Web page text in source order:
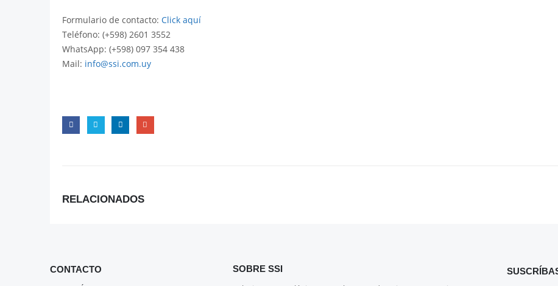
Formulario de contacto: Click aquí
Teléfono: (+598) 2601 3552
WhatsApp: (+598) 097 354 438
Mail: info@ssi.com.uy
RELACIONADOS
CONTACTO SOBRE SSI